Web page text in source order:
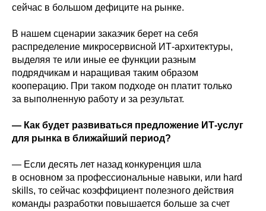
сейчас в большом дефиците на рынке.
В нашем сценарии заказчик берет на себя
распределение микросервисной ИТ-архитектуры,
выделяя те или иные ее функции разным
подрядчикам и наращивая таким образом
кооперацию. При таком подходе он платит только
за выполненную работу и за результат.
— Как будет развиваться предложение ИТ-услуг
для рынка в ближайший период?
— Если десять лет назад конкуренция шла
в основном за профессиональные навыки, или hard
skills, то сейчас коэффициент полезного действия
команды разработки повышается больше за счет